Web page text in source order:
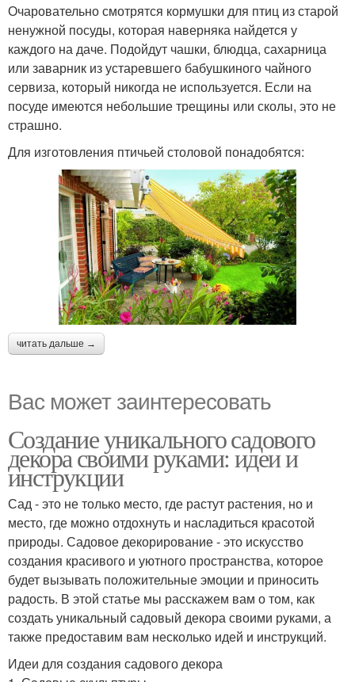
Очаровательно смотрятся кормушки для птиц из старой
ненужной посуды, которая наверняка найдется у
каждого на даче. Подойдут чашки, блюдца, сахарница
или заварник из устаревшего бабушкиного чайного
сервиза, который никогда не используется. Если на
посуде имеются небольшие трещины или сколы, это не
страшно.
Для изготовления птичьей столовой понадобятся:
читать дальше →
Вас может заинтересовать
Создание уникального садового
декора своими руками: идеи и
инструкции
Сад - это не только место, где растут растения, но и
место, где можно отдохнуть и насладиться красотой
природы. Садовое декорирование - это искусство
создания красивого и уютного пространства, которое
будет вызывать положительные эмоции и приносить
радость. В этой статье мы расскажем вам о том, как
создать уникальный садовый декора своими руками, а
также предоставим вам несколько идей и инструкций.
Идеи для создания садового декора